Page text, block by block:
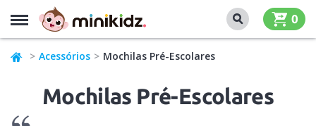
MENU
0
Acessórios Mochilas Pré-Escolares
Mochilas Pré-Escolares